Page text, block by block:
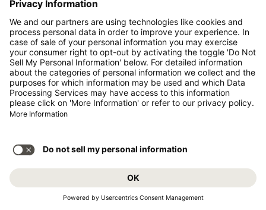
möglicherweise nicht mehr aktuell. Bei den für die
Economy Class angegebenen Tarifen handelt es
sich i.d.R. um Economy Zero, unsere restriktivste
Tarifoption. Es können hierfür zusätzliche Gebühren
fürAufgabegepäck oder für andere optionale
Leistungen anfallen. Es gelten dieAllgemeinen
Geschäftsbedingungen .